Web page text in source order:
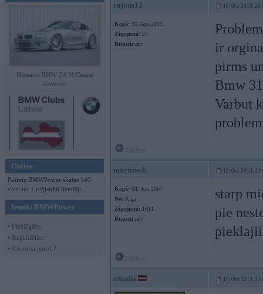
Hamann BMW Z4 M Coupe
Renntaxi
Online
Pašreiz BMWPower skatās 140
viesi un 1 reģistrēti lietotāji.
Ienākt BMWPower
• Pieslēgties
• Reģistrēties
• Aizmirsi paroli?
rajons12 10. Oct 2013,
Kopš: 30. Apr 2013
Ziņojumi: 25
Braucu ar:
ir
pirms
Bmw
Varbut
martinssh 10. Oct 2013,
Kopš: 04. Jun 2007
No: Rīga
Ziņojumi: 1611
Braucu ar:
starp
pie
edzulis 10. Oct 2013,